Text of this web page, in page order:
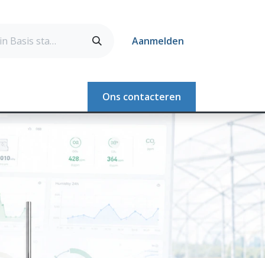
Aanmelden
Ons contacteren